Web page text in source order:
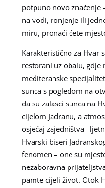
potpuno novo značenje
na vodi, ronjenje ili
miru, pronaći ćete
Karakteristično za Hvar
restorani uz obalu, gdje
mediteranske
sunca s pogledom na
da su zalasci sunca na
cijelom Jadranu, a
osjećaj zajedništva i
Hvarski biseri
fenomen – one su
nezaboravna
pamte cijeli život. Otok